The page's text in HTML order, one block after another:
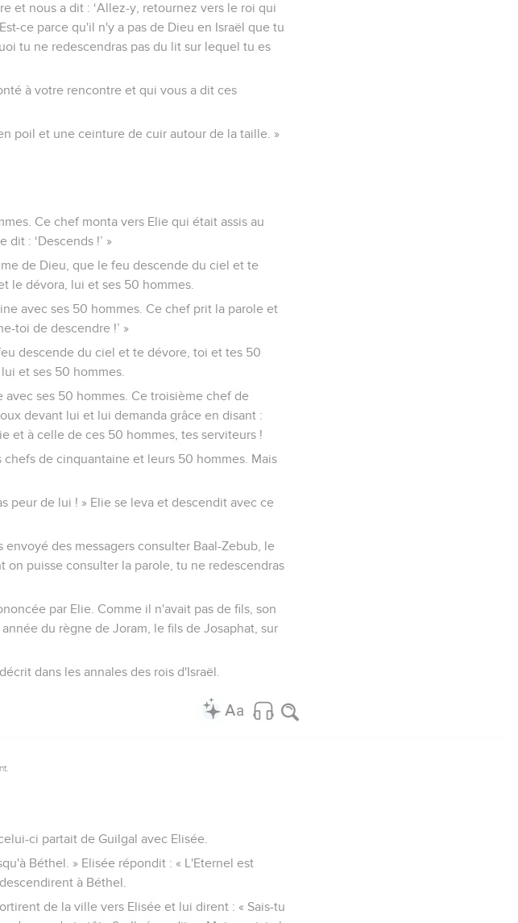
et nous a dit : ‘Allez-y, retournez vers le roi qui
ce parce qu'il n'y a pas de Dieu en Israël que tu
tu ne redescendras pas du lit sur lequel tu es
à votre rencontre et qui vous a dit ces
poil et une ceinture de cuir autour de la taille. »
Ce chef monta vers Elie qui était assis au
: ‘Descends !’ »
de Dieu, que le feu descende du ciel et te
le dévora, lui et ses 50 hommes.
avec ses 50 hommes. Ce chef prit la parole et
toi de descendre !’ »
descende du ciel et te dévore, toi et tes 50
et ses 50 hommes.
ses 50 hommes. Ce troisième chef de
devant lui et lui demanda grâce en disant :
et à celle de ces 50 hommes, tes serviteurs !
de cinquantaine et leurs 50 hommes. Mais
peur de lui ! » Elie se leva et descendit avec ce
des messagers consulter Baal-Zebub, le
on puisse consulter la parole, tu ne redescendras
par Elie. Comme il n'avait pas de fils, son
du règne de Joram, le fils de Josaphat, sur
dans les annales des rois d'Israël.
ci partait de Guilgal avec Elisée.
Béthel. » Elisée répondit : « L'Eternel est
à Béthel.
de la ville vers Elisée et lui dirent : « Sais-tu